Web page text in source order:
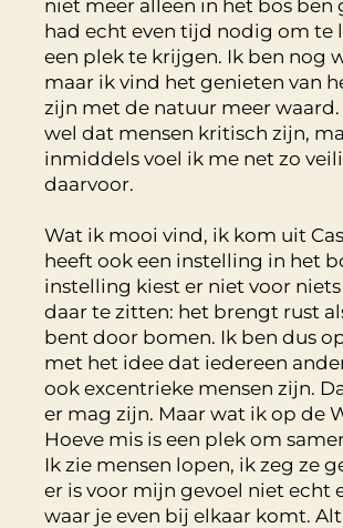
niet meer alleen in het bos ben
had echt even tijd nodig om te
een plek te krijgen. Ik ben nog
maar ik vind het genieten van
zijn met de natuur meer waard.
wel dat mensen kritisch zijn,
inmiddels voel ik me net zo
daarvoor.
Wat ik mooi vind, ik kom uit
heeft ook een instelling in het
instelling kiest er niet voor
daar te zitten: het brengt rust
bent door bomen. Ik ben dus
met het idee dat iedereen
ook excentrieke mensen zijn.
er mag zijn. Maar wat ik op de
Hoeve mis is een plek om
Ik zie mensen lopen, ik zeg ze
er is voor mijn gevoel niet echt
waar je even bij elkaar komt.